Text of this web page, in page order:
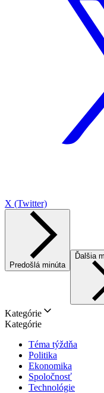
X (Twitter)
Predošlá minúta
Ďalšia
Kategórie
Kategórie
Téma týždňa
Politika
Ekonomika
Spoločnosť
Technológie